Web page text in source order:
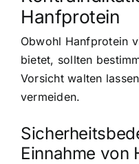
Hanfprotein
Obwohl Hanfprotein
bietet, sollten
Vorsicht walten
vermeiden.
Einnahme von